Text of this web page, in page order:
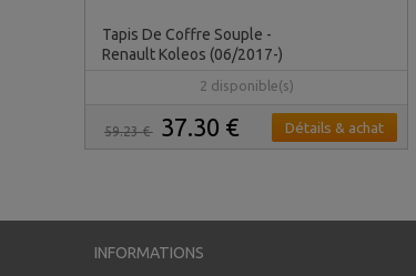
Tapis De Coffre Souple -
Renault Koleos (06/2017-)
2 disponible(s)
59.23 € 37.30 € Détails & achat
INFORMATIONS